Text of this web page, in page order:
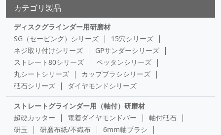
カテゴリ製品
ディスクグラインダー用研磨材
SG（セービング）シリーズ
15穴シリーズ
ネジ取り付けシリーズ
GPサンダーシリーズ
ストレート80シリーズ
ペッタンシリーズ
丸シートシリーズ
カップブラシシリーズ
砥石シリーズ
ダイヤモンドシリーズ
ストレートグラインダー用（軸付）研磨材
超硬カッター
電着ダイヤモンドバー
軸付砥石
研玉
研磨布紙/不織布
6mm軸ブラシ